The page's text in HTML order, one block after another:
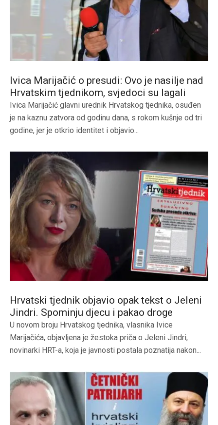
Ivica Marijačić o presudi: Ovo je nasilje nad
Hrvatskim tjednikom, svjedoci su lagali
Ivica Marijačić glavni urednik Hrvatskog tjednika, osuđen
je na kaznu zatvora od godinu dana, s rokom kušnje od tri
godine, jer je otkrio identitet i objavio...
Hrvatski tjednik objavio opak tekst o Jeleni
Jindri. Spominju djecu i pakao droge
U novom broju Hrvatskog tjednika, vlasnika Ivice
Marijačića, objavljena je žestoka priča o Jeleni Jindri,
novinarki HRT-a, koja je javnosti postala poznatija nakon...